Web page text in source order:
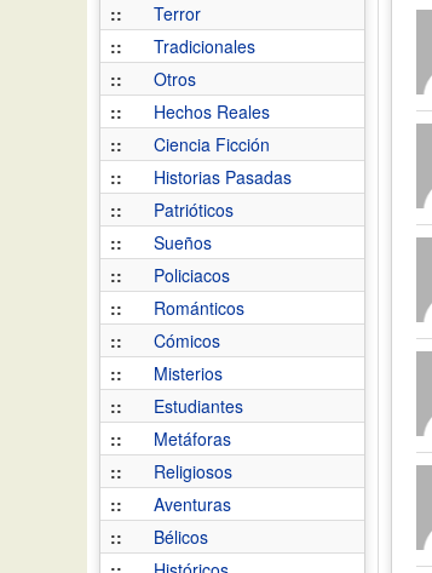
::
Terror
::
Tradicionales
::
Otros
::
Hechos Reales
::
Ciencia Ficción
::
Historias Pasadas
::
Patrióticos
::
Sueños
::
Policiacos
::
Románticos
::
Cómicos
::
Misterios
::
Estudiantes
::
Metáforas
::
Religiosos
::
Aventuras
::
Bélicos